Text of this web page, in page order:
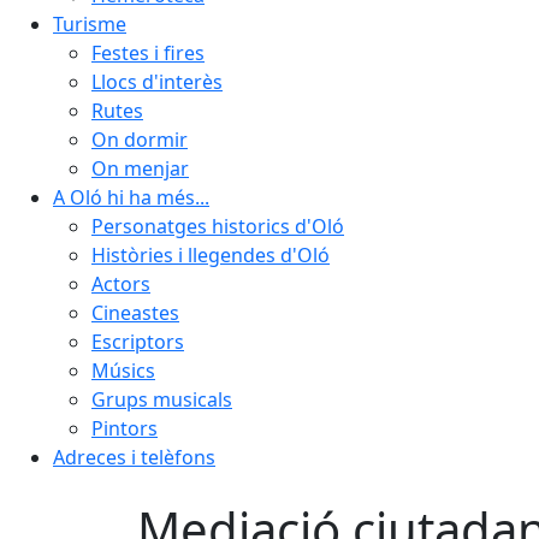
Turisme
Festes i fires
Llocs d'interès
Rutes
On dormir
On menjar
A Oló hi ha més...
Personatges historics d'Oló
Històries i llegendes d'Oló
Actors
Cineastes
Escriptors
Músics
Grups musicals
Pintors
Adreces i telèfons